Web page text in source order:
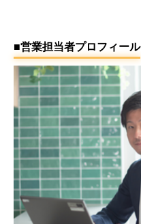
■営業担当者プロフィール